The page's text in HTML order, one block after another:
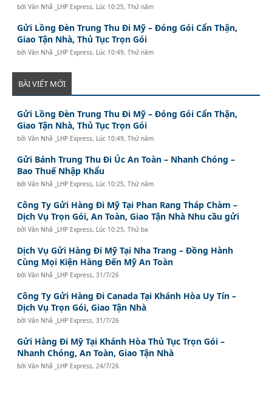
bởiVăn Nhã _LHP Express, Lúc 10:25, Thứ năm
Gửi Lồng Đèn Trung Thu Đi Mỹ – Đóng Gói Cẩn Thận,
Giao Tận Nhà, Thủ Tục Trọn Gói
bởiVăn Nhã _LHP Express, Lúc 10:49, Thứ năm
BÀI VIẾT MỚI
Gửi Lồng Đèn Trung Thu Đi Mỹ – Đóng Gói Cẩn Thận,
Giao Tận Nhà, Thủ Tục Trọn Gói
bởiVăn Nhã _LHP Express, Lúc 10:49, Thứ năm
Gửi Bánh Trung Thu Đi Úc An Toàn – Nhanh Chóng –
Bao Thuế Nhập Khẩu
bởiVăn Nhã _LHP Express, Lúc 10:25, Thứ năm
Công Ty Gửi Hàng Đi Mỹ Tại Phan Rang Tháp Chàm –
Dịch Vụ Trọn Gói, An Toàn, Giao Tận Nhà Nhu cầu gửi
bởiVăn Nhã _LHP Express, Lúc 10:25, Thứ ba
Dịch Vụ Gửi Hàng Đi Mỹ Tại Nha Trang – Đồng Hành
Cùng Mọi Kiện Hàng Đến Mỹ An Toàn
bởiVăn Nhã _LHP Express,31/7/26
Công Ty Gửi Hàng Đi Canada Tại Khánh Hòa Uy Tín –
Dịch Vụ Trọn Gói, Giao Tận Nhà
bởiVăn Nhã _LHP Express,31/7/26
Gửi Hàng Đi Mỹ Tại Khánh Hòa Thủ Tục Trọn Gói –
Nhanh Chóng, An Toàn, Giao Tận Nhà
bởiVăn Nhã _LHP Express, 24/7/26